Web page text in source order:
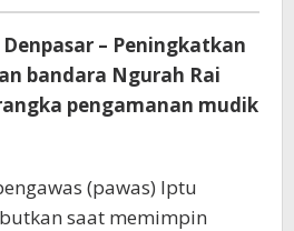
Lebaran – Peningkatkan
bandara Ngurah Rai
pengamanan mudik
(pawas) Iptu
saat memimpin